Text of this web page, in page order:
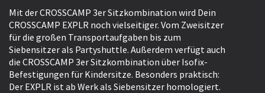
Mit der CROSSCAMP 3er Sitzkombination wird Dein
CROSSCAMP EXPLR noch vielseitiger. Vom Zweisitzer
für die großen Transportaufgaben bis zum
Siebensitzer als Partyshuttle. Außerdem verfügt auch
die CROSSCAMP 3er Sitzkombination über Isofix-
Befestigungen für Kindersitze. Besonders praktisch:
Der EXPLR ist ab Werk als Siebensitzer homologiert.